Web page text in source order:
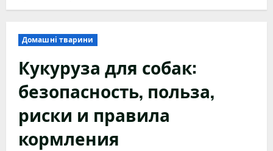
Домашні тварини
Кукуруза для собак:
безопасность, польза,
риски и правила
кормления